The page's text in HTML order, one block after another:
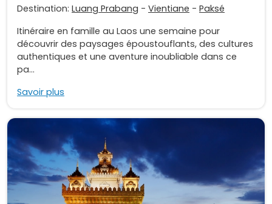
Destination: Luang Prabang - Vientiane - Paksé
Itinéraire en famille au Laos une semaine pour
découvrir des paysages époustouflants, des cultures
authentiques et une aventure inoubliable dans ce
pa...
Savoir plus